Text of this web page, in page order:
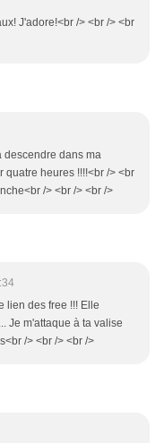
J'adore!<br /> <br /> <br
descendre dans ma
heures !!!!<br /> <br
/> <br /> <br />
lien des free !!! Elle
Je m'attaque à ta valise
/> <br /> <br />